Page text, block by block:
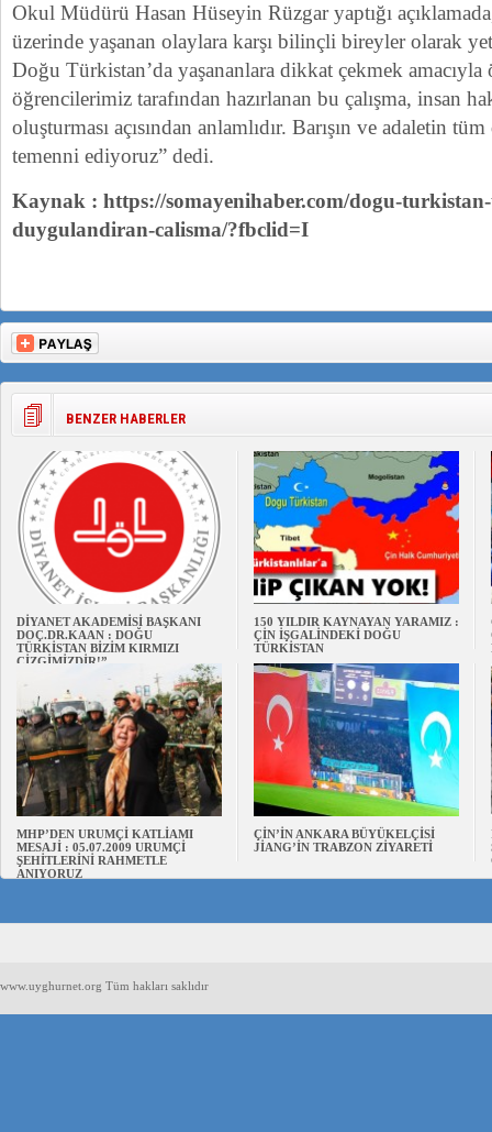
Okul Müdürü Hasan Hüseyin Rüzgar yaptığı
üzerinde yaşanan olaylara karşı bilinçli bireyler olarak
Doğu Türkistan’da yaşananlara dikkat çekmek
öğrencilerimiz tarafından hazırlanan bu çalışma, insan
oluşturması açısından anlamlıdır. Barışın ve adaletin
temenni ediyoruz” dedi.
Kaynak : https://somayenihaber.com/dogu-
duygulandiran-calisma/?fbclid=I
BENZER HABERLER
DİYANET AKADEMİSİ BAŞKANI
DOÇ.DR.KAAN : DOĞU
TÜRKİSTAN BİZİM KIRMIZI
ÇİZGİMİZDİR!”
150 YILDIR KAYNAYAN YARAMIZ :
ÇİN İŞGALİNDEKİ DOĞU
TÜRKİSTAN
MHP’DEN URUMÇİ KATLİAMI
MESAJİ : 05.07.2009 URUMÇİ
ŞEHİTLERİNİ RAHMETLE
ANIYORUZ
ÇİN’İN ANKARA BÜYÜKELÇİSİ
JİANG’İN TRABZON ZİYARETİ
www.uyghurnet.org Tüm hakları saklıdır